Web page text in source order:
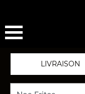
LIVRAISON